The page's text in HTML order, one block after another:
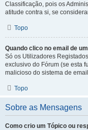
Classificação, pois os
atitude contra si, se
Topo
Quando clico no email de
Só os Utilizadores
exclusivo do Fórum (se esta
malicioso do sistema de
Topo
Sobre as Mensagens
Como crio um Tópico ou